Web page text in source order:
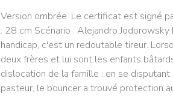
Version ombrée. Le certificat est signé
: 28 cm Scénario : Alejandro
handicap, c'est un redoutable tireur.
deux frères et lui sont les enfants
dislocation de la famille : en se
pasteur, le bouncer a trouvé protection